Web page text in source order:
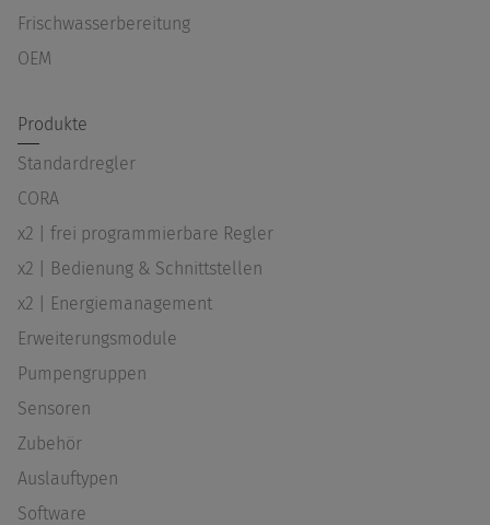
Frischwasserbereitung
OEM
Produkte
Standardregler
CORA
x2 | frei programmierbare Regler
x2 | Bedienung & Schnittstellen
x2 | Energiemanagement
Erweiterungsmodule
Pumpengruppen
Sensoren
Zubehör
Auslauftypen
Software